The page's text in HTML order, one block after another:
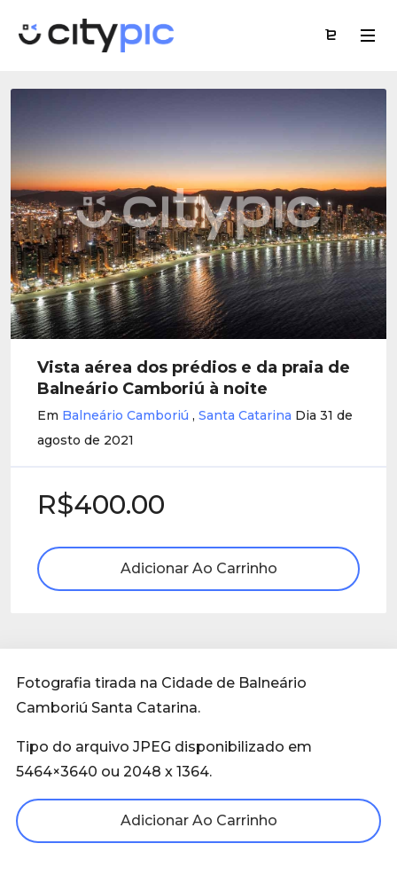
Vista aérea dos prédios e da praia de
Balneário Camboriú à noite
Em Balneário Camboriú , Santa Catarina Dia 31 de
agosto de 2021
R$400.00
Adicionar Ao Carrinho
Fotografia tirada na Cidade de Balneário
Camboriú Santa Catarina.
Tipo do arquivo JPEG disponibilizado em
5464×3640 ou 2048 x 1364.
Adicionar Ao Carrinho